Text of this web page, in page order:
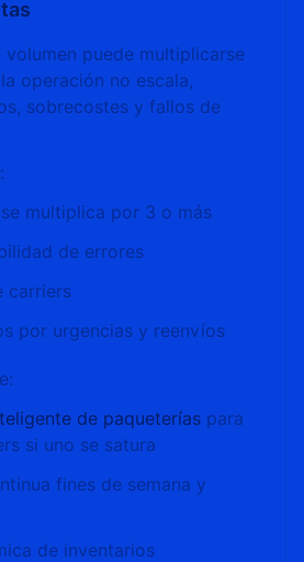
volumen puede multiplicarse
operación no escala,
sobrecostes y fallos de
multiplica por 3 o más
de errores
carriers
por urgencias y reenvíos
de paqueterías para
si uno se satura
fines de semana y
de inventarios